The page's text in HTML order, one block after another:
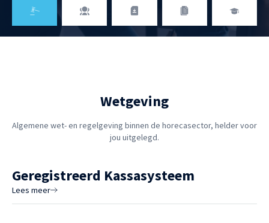
Wetgeving
Algemene wet- en regelgeving binnen de horecasector, helder voor
jou uitgelegd.
Geregistreerd Kassasysteem
Lees meer